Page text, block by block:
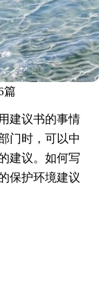
篇
建议书的事情
门时，可以中
建议。如何写
保护环境建议